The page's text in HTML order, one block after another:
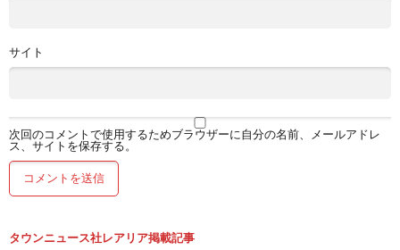
サイト
次回のコメントで使用するためブラウザーに自分の名前、メールアドレ
ス、サイトを保存する。
タウンニュース社レアリア掲載記事